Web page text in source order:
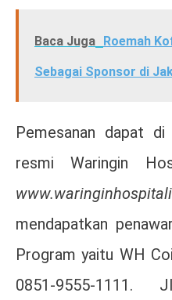
Baca Juga Roemah
Sebagai Sponsor di
Pemesanan dapat
resmi Waringin
mendapatkan
Program yaitu WH
0851-9555-1111.